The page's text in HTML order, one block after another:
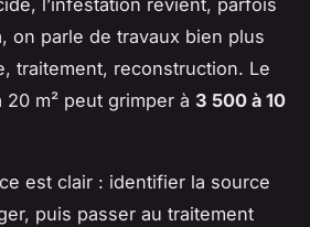
l’infestation revient, parfois
on parle de travaux bien plus
traitement, reconstruction. Le
m² peut grimper à 3 500 à 10
est clair : identifier la source
puis passer au traitement